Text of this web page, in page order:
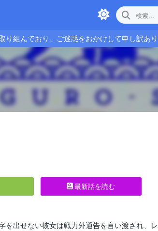
組んでおり、ご迷惑をおかけして申し訳あり
最新話を読む
出せない彼女は戦力外通告を言い渡され、